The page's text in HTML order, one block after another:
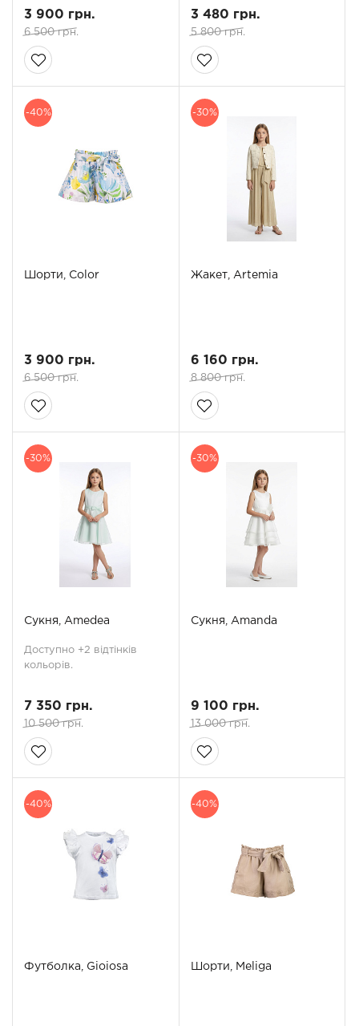
3 900 грн.
6 500 грн.
3 480 грн.
5 800 грн.
-40%
Шорти, Color
3 900 грн.
6 500 грн.
-30%
Жакет, Artemia
6 160 грн.
8 800 грн.
-30%
Сукня, Amedea
Доступно +2 відтінків
кольорів.
7 350 грн.
10 500 грн.
-30%
Сукня, Amanda
9 100 грн.
13 000 грн.
-40%
Футболка, Gioiosa
-40%
Шорти, Meliga